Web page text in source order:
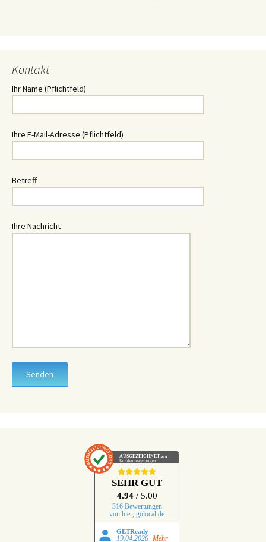
Kontakt
Ihr Name (Pflichtfeld)
Ihre E-Mail-Adresse (Pflichtfeld)
Betreff
Ihre Nachricht
AUSGEZEICHNET.org
Kundenbewertungen
SEHR GUT
4.94 / 5.00
316 Bewertungen
von hier, golocal.de
GETReady
19.04.2026 Mehr